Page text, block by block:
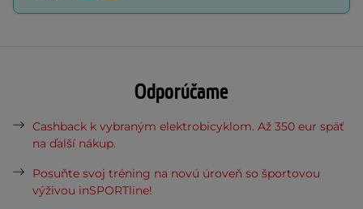
Odporúčame
Cashback k vybraným elektrobicyklom. Až 350 eur späť
na ďalší nákup.
Posuňte svoj tréning na novú úroveň so športovou
výživou inSPORTline!